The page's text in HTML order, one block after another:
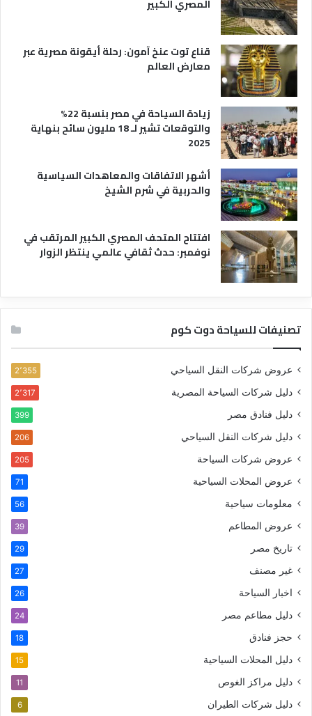
المصري الكبير
قناع توت عنخ آمون: رحلة أيقونة مصرية عبر
معارض العالم
زيادة السياحة في مصر بنسبة 22%
والتوقعات تشير لـ 18 مليون سائح بنهاية
2025
أشهر الاتفاقات والمعاهدات السياسية
والحربية في شرم الشيخ
افتتاح المتحف المصري الكبير المرتقب في
نوفمبر: حدث ثقافي عالمي ينتظر الزوار
تصنيفات للسياحة دوت كوم
عروض شركات النقل السياحي 2٬355
دليل شركات السياحة المصرية 2٬317
دليل فنادق مصر 399
دليل شركات النقل السياحي 206
عروض شركات السياحة 205
عروض المحلات السياحية 71
معلومات سياحية 56
عروض المطاعم 39
تاريخ مصر 29
غير مصنف 27
اخبار السياحة 26
دليل مطاعم مصر 24
حجز فنادق 18
دليل المحلات السياحية 15
دليل مراكز الغوص 11
دليل شركات الطيران 6